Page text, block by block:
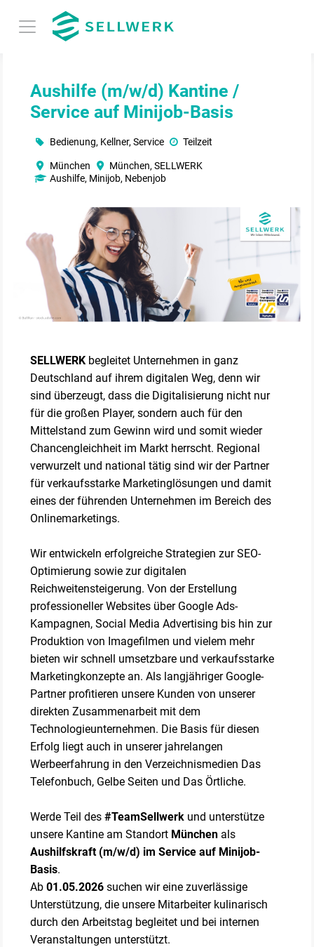
Aushilfe (m/w/d) Kantine /
Service auf Minijob-Basis
München
München, SELLWERK
Aushilfe, Minijob, Nebenjob
Bedienung, Kellner, Service Teilzeit
SELLWERK begleitet Unternehmen in ganz
Deutschland auf ihrem digitalen Weg, denn wir
sind überzeugt, dass die Digitalisierung nicht nur
für die großen Player, sondern auch für den
Mittelstand zum Gewinn wird und somit wieder
Chancengleichheit im Markt herrscht. Regional
verwurzelt und national tätig sind wir der Partner
für verkaufsstarke Marketinglösungen und damit
eines der führenden Unternehmen im Bereich des
Onlinemarketings.
Wir entwickeln erfolgreiche Strategien zur SEO-
Optimierung sowie zur digitalen
Reichweitensteigerung. Von der Erstellung
professioneller Websites über Google Ads-
Kampagnen, Social Media Advertising bis hin zur
Produktion von Imagefilmen und vielem mehr
bieten wir schnell umsetzbare und verkaufsstarke
Marketingkonzepte an. Als langjähriger Google-
Partner profitieren unsere Kunden von unserer
direkten Zusammenarbeit mit dem
Technologieunternehmen. Die Basis für diesen
Erfolg liegt auch in unserer jahrelangen
Werbeerfahrung in den Verzeichnismedien Das
Telefonbuch, Gelbe Seiten und Das Örtliche.
Werde Teil des#TeamSellwerk und unterstütze
unsere Kantine am Standort München als
Aushilfskraft (m/w/d) im Service auf Minijob-
Basis.
Ab01.05.2026 suchen wir eine zuverlässige
Unterstützung, die unsere Mitarbeiter kulinarisch
durch den Arbeitstag begleitet und bei internen
Veranstaltungen unterstützt.